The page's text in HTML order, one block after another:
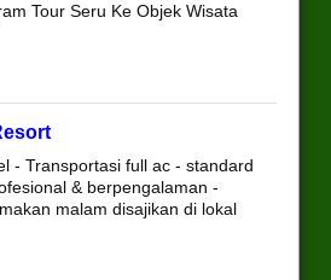
Tour Seru Ke Objek Wisata
- Transportasi full ac - standard
& berpengalaman -
malam disajikan di lokal